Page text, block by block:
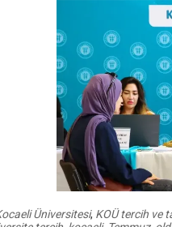
Üniversitesi, KOÜ tercih ve